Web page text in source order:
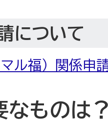
について
ル福）関係申
なものは